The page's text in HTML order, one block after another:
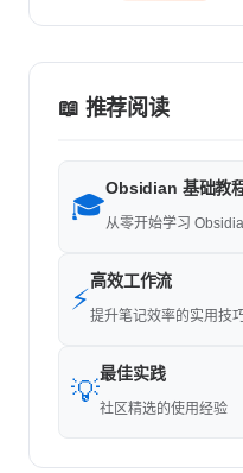
📖 推荐阅读
🎓
Obsidian 基础教
从零开始学习
⚡
高效工作流
提升笔记效率的实用技
💡
最佳实践
社区精选的使用经验